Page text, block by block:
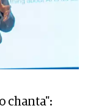
chanta":